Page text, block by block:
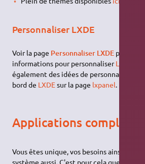
Personnaliser LXDE
Voir la page Personnaliser LXDE pour
informations pour personnaliserLubuntu
également des idées de personnalisation
bord de LXDEsur la page lxpanel.
Applications
Vous êtes unique, vos besoins ainsi que
système aussi. C'est pour cela que vous